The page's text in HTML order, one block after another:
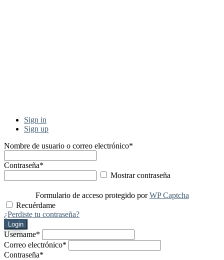
Sign in
Sign up
Nombre de usuario o correo electrónico*
Contraseña*
Mostrar contraseña
Formulario de acceso protegido porWP Captcha
Recuérdame
¿Perdiste tu contraseña?
Login
Username*
Correo electrónico*
Contraseña*